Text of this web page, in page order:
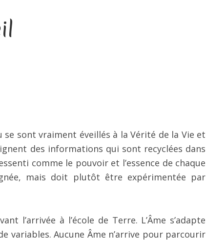
sont vraiment éveillés à la Vérité de la Vie et
des informations qui sont recyclées dans
comme le pouvoir et l’essence de chaque
mais doit plutôt être expérimentée par
l’arrivée à l’école de Terre. L’Âme s’adapte
variables. Aucune Âme n’arrive pour parcourir